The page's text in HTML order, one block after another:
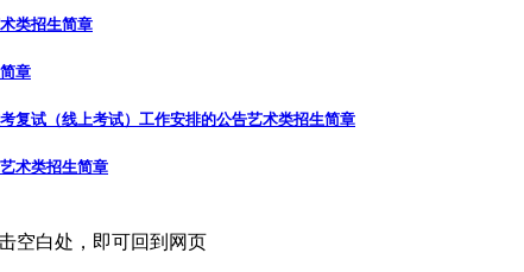
类招生简章
章
复试（线上考试）工作安排的公告艺术类招生简章
艺术类招生简章
空白处，即可回到网页